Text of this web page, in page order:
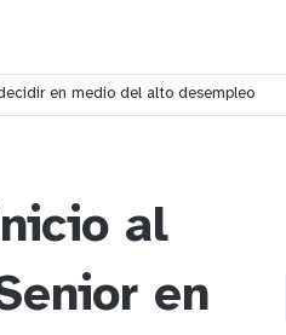
del Puente Colón de Limache
al
en